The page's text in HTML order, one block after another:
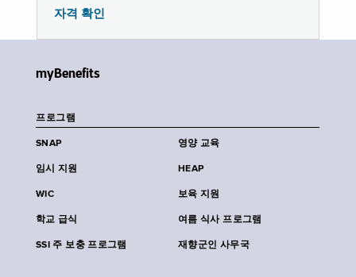
자격 확인
myBenefits
프로그램
SNAP 영양 교육
임시 지원 HEAP
WIC 보육 지원
학교 급식 여름 식사 프로그램
SSI 주 보충 프로그램 재향군인 사무국